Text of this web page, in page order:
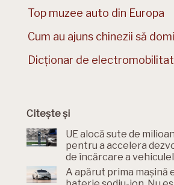
Top muzee auto din Europa
Cum au ajuns chinezii să
Dicționar de
Citește și
UE alocă sute de
pentru a accelera
de încărcare a
A apărut prima mașină